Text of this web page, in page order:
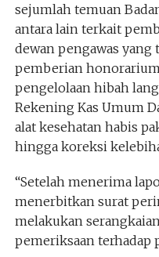
sejumlah temuan
antara lain terkait
dewan pengawas yang
pemberian
pengelolaan hibah
Rekening Kas Umum
alat kesehatan habis
hingga koreksi
“Setelah menerima
menerbitkan surat
melakukan
pemeriksaan terhadap